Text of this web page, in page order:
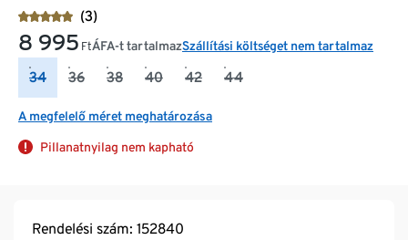
(3)
8 995 FtÁFA-t tartalmazSzállítási költséget nem tartalmaz
34 36 38 40 42 44
A megfelelő méret meghatározása
Pillanatnyilag nem kapható
Rendelési szám: 152840